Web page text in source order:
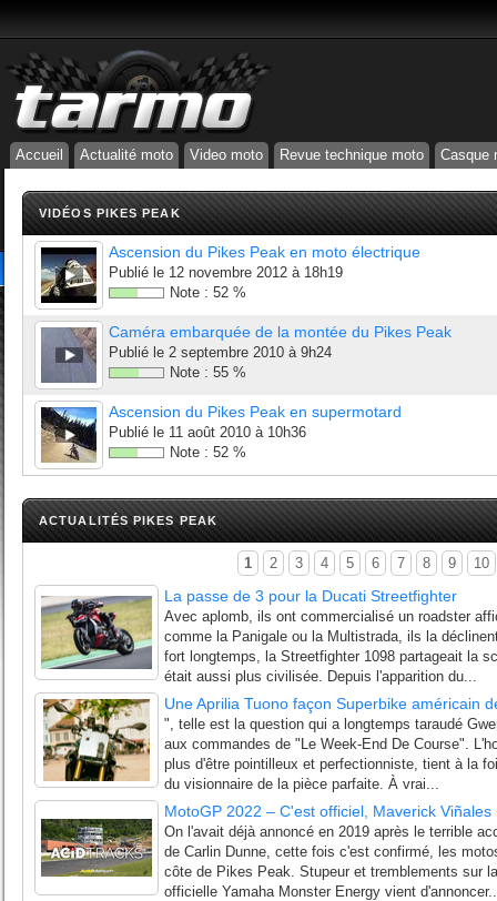
Accueil Actualité moto Video moto Revue technique moto Casque
VIDÉOS PIKES PEAK
Ascension du Pikes Peak en moto électrique
Publié le 12 novembre 2012 à 18h19
Note : 52 %
Caméra embarquée de la montée du Pikes Peak
Publié le 2 septembre 2010 à 9h24
Note : 55 %
Ascension du Pikes Peak en supermotard
Publié le 11 août 2010 à 10h36
Note : 52 %
ACTUALITÉS PIKES PEAK
1 2 3 4 5 6 7 8 9 10
La passe de 3 pour la Ducati Streetfighter
Avec aplomb, ils ont commercialisé un roadster
comme la Panigale ou la Multistrada, ils la
fort longtemps, la Streetfighter 1098 partageait la
était aussi plus civilisée. Depuis l'apparition du...
Une Aprilia Tuono façon Superbike américain
", telle est la question qui a longtemps taraudé
aux commandes de "Le Week-End De Course".
plus d'être pointilleux et perfectionniste, tient à la
du visionnaire de la pièce parfaite. À vrai...
MotoGP 2022 – C'est officiel, Maverick Viñales
On l'avait déjà annoncé en 2019 après le terrible
de Carlin Dunne, cette fois c'est confirmé, les
côte de Pikes Peak. Stupeur et tremblements sur
officielle Yamaha Monster Energy vient